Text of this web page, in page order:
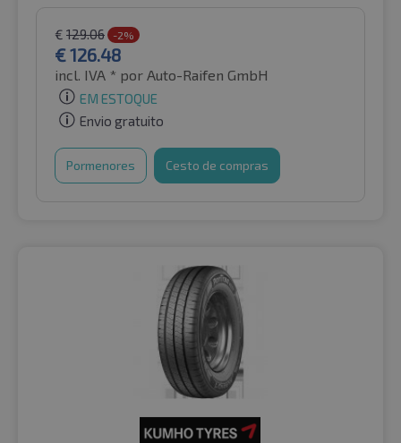
€ 129.06 -2%
€126.48
incl. IVA * por Auto-Raifen GmbH
EM ESTOQUE
Envio gratuito
Pormenores Cesto de compras